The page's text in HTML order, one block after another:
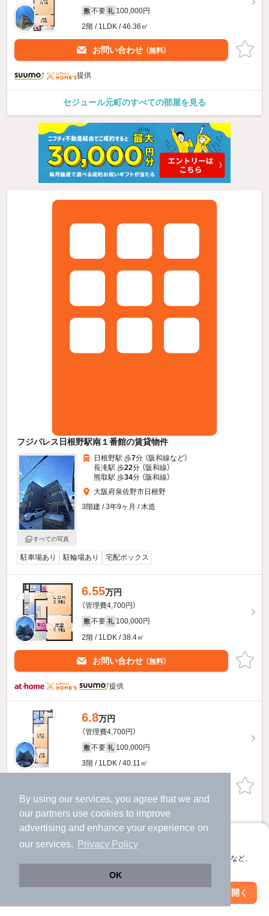
By using our services, you agree that we and
our partners use cookies to improve
advertising and enhance your experience on
our services.
Privacy Policy
OK
アプリに切り替えて、サクサクお部屋探し
会員登録なしですぐ使える。マップ検索やお気に入り保存など、
アプリを開く
敷 不要 礼 100,000円
2階 / 1LDK / 46.36㎡
お問い合わせ （無料）
提供
セジュール元町のすべての部屋を見る
フジパレス日根野駅南１番館の賃貸物件
すべての写真
日根野駅 歩7分 （阪和線など）
長滝駅 歩22分 （阪和線）
熊取駅 歩34分 （阪和線）
大阪府泉佐野市日根野
3階建 / 3年9ヶ月 / 木造
駐車場あり 駐輪場あり 宅配ボックス
6.55万円
（管理費4,700円）
敷 不要 礼 100,000円
2階 / 1LDK / 38.4㎡
お問い合わせ （無料）
提供
6.8万円
（管理費4,700円）
敷 不要 礼 100,000円
3階 / 1LDK / 40.11㎡
提供
フジパレス日根野駅南１番館のすべての部屋を見る
絞り込み条件を変更